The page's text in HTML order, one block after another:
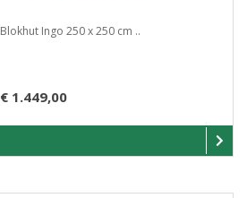
Blokhut Ingo 250 x 250 cm ..
€ 1.449,00